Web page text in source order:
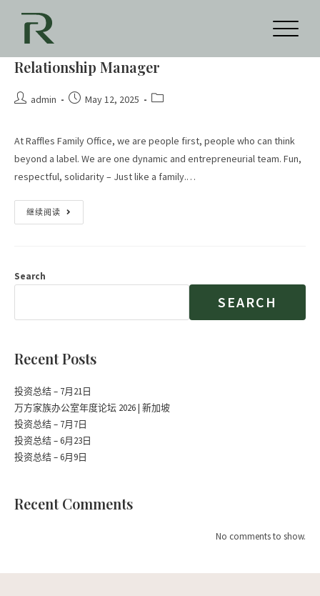
Relationship Manager
admin May 12, 2025
At Raffles Family Office, we are people first, people who can think
beyond a label. We are one dynamic and entrepreneurial team. Fun,
respectful, solidarity – Just like a family.…
继续阅读
Search
SEARCH
Recent Posts
投资总结 – 7月21日
万方家族办公室年度论坛 2026 | 新加坡
投资总结 – 7月7日
投资总结 – 6月23日
投资总结 – 6月9日
Recent Comments
No comments to show.